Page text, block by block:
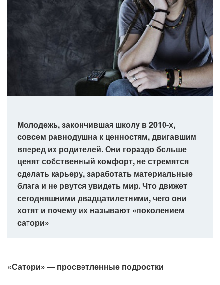
Молодежь, закончившая школу в 2010-х,
совсем равнодушна к ценностям, двигавшим
вперед их родителей. Они гораздо больше
ценят собственный комфорт, не стремятся
сделать карьеру, заработать материальные
блага и не рвутся увидеть мир. Что движет
сегодняшними двадцатилетними, чего они
хотят и почему их называют «поколением
сатори»
«Сатори» — просветленные подростки